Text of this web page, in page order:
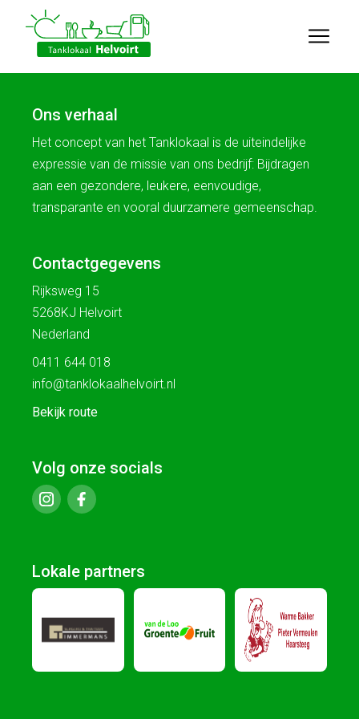
Ons verhaal
Het concept van het Tanklokaal is de uiteindelijke
expressie van de missie van ons bedrijf: Bijdragen
aan een gezondere, leukere, eenvoudige,
transparante en vooral duurzamere gemeenschap.
Contactgegevens
Rijksweg 15
5268KJ Helvoirt
Nederland
0411 644 018
info@tanklokaalhelvoirt.nl
Bekijk route
Volg onze socials
Lokale partners